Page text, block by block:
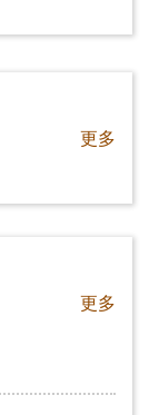
更多
更多